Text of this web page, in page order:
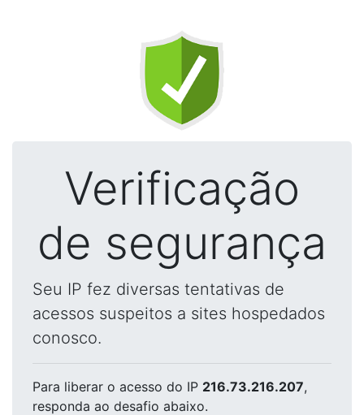
Verificação
de segurança
Seu IP fez diversas tentativas de
acessos suspeitos a sites hospedados
conosco.
Para liberar o acesso do IP 216.73.216.207,
responda ao desafio abaixo.